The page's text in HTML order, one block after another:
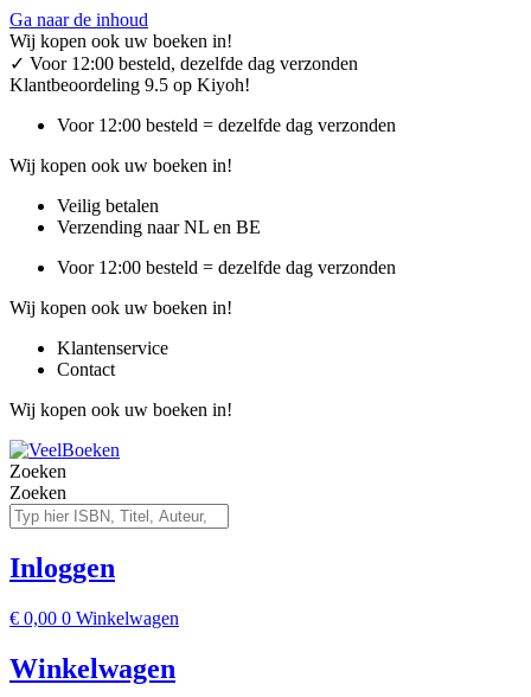
Ga naar de inhoud
Wij kopen ook uw boeken in!
✓ Voor 12:00 besteld, dezelfde dag verzonden
Klantbeoordeling 9.5 op Kiyoh!
Voor 12:00 besteld = dezelfde dag verzonden
Wij kopen ook uw boeken in!
Veilig betalen
Verzending naar NL en BE
Voor 12:00 besteld = dezelfde dag verzonden
Wij kopen ook uw boeken in!
Klantenservice
Contact
Wij kopen ook uw boeken in!
Zoeken
Zoeken
Inloggen
€ 0,00 0 Winkelwagen
Winkelwagen